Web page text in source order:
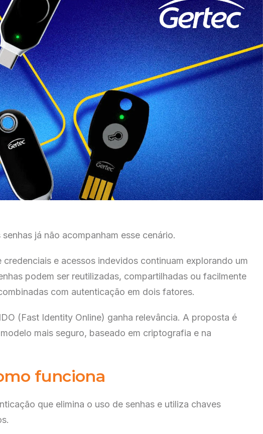
já não acompanham esse cenário.
e acessos indevidos continuam explorando um
podem ser reutilizadas, compartilhadas ou facilmente
com autenticação em dois fatores.
(Fast Identity Online) ganha relevância. A proposta é
mais seguro, baseado em criptografia e na
funciona
que elimina o uso de senhas e utiliza chaves